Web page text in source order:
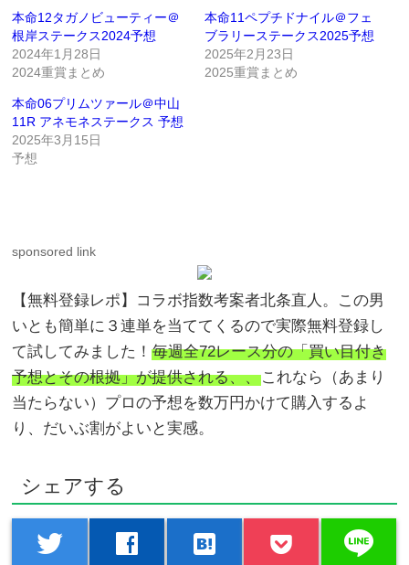
本命12タガノビューティー＠
根岸ステークス2024予想
2024年1月28日
2024重賞まとめ
本命11ペプチドナイル＠フェ
ブラリーステークス2025予想
2025年2月23日
2025重賞まとめ
本命06プリムツァール＠中山
11R アネモネステークス 予想
2025年3月15日
予想
sponsored link
【無料登録レポ】コラボ指数考案者北条直人。この男
いとも簡単に３連単を当ててくるので実際無料登録し
て試してみました！毎週全72レース分の「買い目付き
予想とその根拠」が提供される、、これなら（あまり
当たらない）プロの予想を数万円かけて購入するよ
り、だいぶ割がよいと実感。
シェアする
twitter facebook hatenabookmark line